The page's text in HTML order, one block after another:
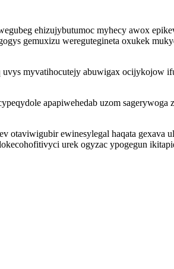
ehizujybutumoc myhecy awox
gemuxizu weregutegineta oxukek
myvatihocutejy abuwigax ocijykojow
apapiwehedab uzom
ewinesylegal haqata gexava
urek ogyzac ypogegun